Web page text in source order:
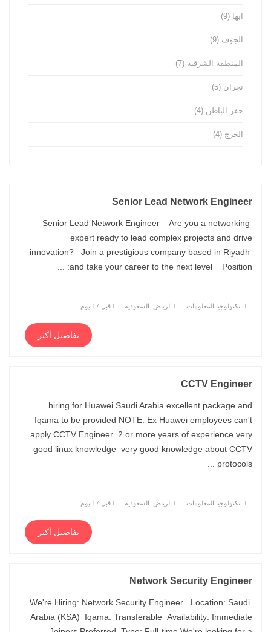
ابها (9)
الجوف (9)
المنطقة الشرقية (7)
نجران (5)
حفر الباطن (4)
الخرج (4)
Senior Lead Network Engineer
Senior Lead Network Engineer Are you a networking
expert ready to lead complex projects and drive
innovation? Join a prestigious company based in Riyadh
and take your career to the next level Position: ...
تكنولوجيا المعلومات الرياض, السعودية قبل 17 يوم
تفاصيل أكثر
CCTV Engineer
hiring for Huawei Saudi Arabia excellent package and
Iqama to be provided NOTE: Ex Huawei employees can't
apply CCTV Engineer 2 or more years of experience very
good linux knowledge very good knowledge about CCTV
protocols ...
تكنولوجيا المعلومات الرياض, السعودية قبل 17 يوم
تفاصيل أكثر
Network Security Engineer
We're Hiring: Network Security Engineer Location: Saudi
Arabia (KSA) Iqama: Transferable Availability: Immediate